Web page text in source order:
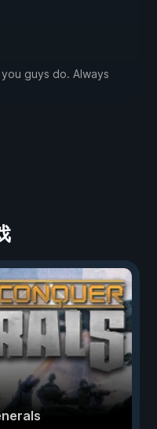
guys do. Always